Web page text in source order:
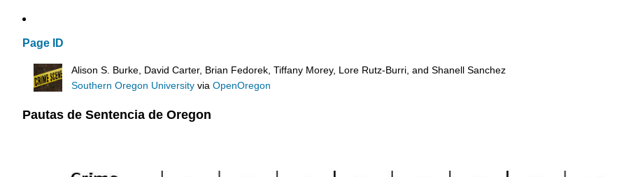
Page ID
Alison S. Burke, David Carter, Brian Fedorek, Tiffany Morey, Lore Rutz-Burri, and Shanell Sanchez
Southern Oregon University viaOpenOregon
Pautas de Sentencia de Oregon